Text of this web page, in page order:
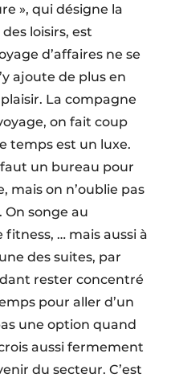
», qui désigne la
loisirs, est
d’affaires ne se
ajoute de plus en
La compagne
on fait coup
temps est un luxe.
un bureau pour
mais on n’oublie pas
On songe au
fitness, … mais aussi à
des suites, par
rester concentré
pour aller d’un
une option quand
aussi fermement
du secteur. C’est